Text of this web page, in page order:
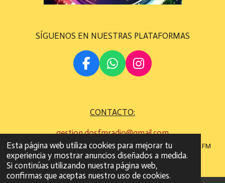
Esta página web utiliza cookies para mejorar tu
experiencia y mostrar anuncios diseñados a medida.
Si continúas utilizando nuestra página web,
confirmas que aceptas nuestro uso de cookies.
SÍGUENOS EN NUESTRAS PLATAFORMAS
F
A
B
O
O
K
W
H
S
A
P
P
I
N
G
R
A
M
CONTACTO:
gestion.dosfmradio@gmail.com
©Todos los derechos son reservados
2022 - 2023 DOS FM
RADIO